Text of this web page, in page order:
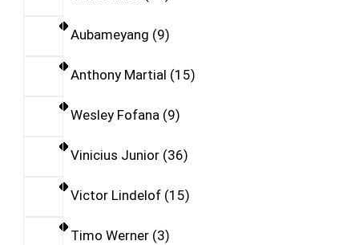
Aubameyang 9
Anthony Martial 15
Wesley Fofana 9
Vinicius Junior 36
Victor Lindelof 15
Timo Werner 3